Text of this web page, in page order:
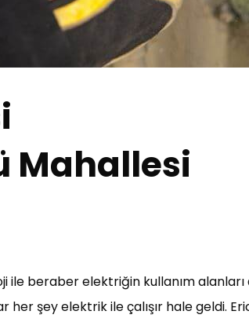
Mahallesi
ile beraber elektriğin kullanım
şey elektrik ile çalışır hale geldi.